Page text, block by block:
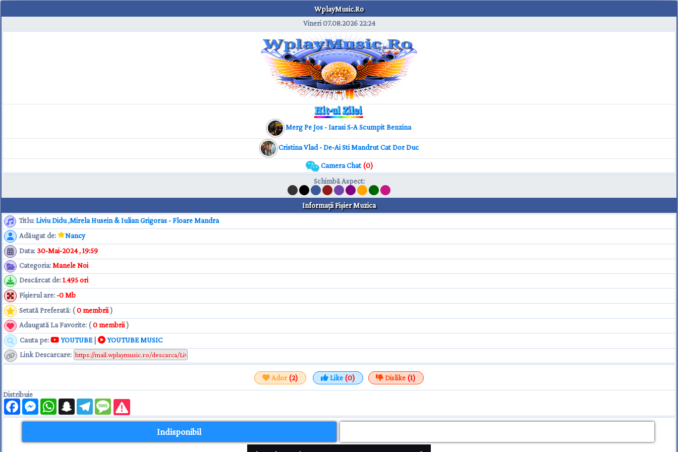
WplayMusic.Ro
Vineri 07.08.2026 22:24
Merg Pe Jos - Iarasi S-A Scumpit Benzina
Cristina Vlad - De-Ai Sti Mandrut Cat Dor Duc
Camera Chat(0)
Schimbă Aspect:
Informaţii Fişier Muzica
Titlu: Liviu Didu ,Mirela Husein & Iulian Grigoras - Floare Mandra
Adăugat de:
Nancy
Data: 30-Mai-2024 , 19:59
Categoria: Manele Noi
Descărcat de:1.495 ori
Fişierul are: -0 Mb
Setată Preferată: (0 membrii )
Adaugată La Favorite: (0 membrii )
Cauta pe:
YOUTUBE|
YOUTUBE MUSIC
Link Descarcare:
Ador(2) Like (0) Dislike (1)
Distribuie
FacebookMessengerWhatsAppSnapchatTelegramMessage
Indisponibil